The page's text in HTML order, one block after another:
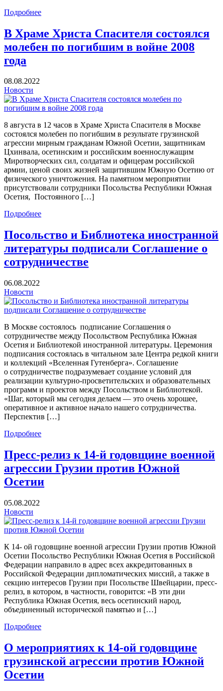
Подробнее
В Храме Христа Спасителя состоялся
молебен по погибшим в войне 2008
года
08.08.2022
Новости
8 августа в 12 часов в Храме Христа Спасителя в Москве
состоялся молебен по погибшим в результате грузинской
агрессии мирным гражданам Южной Осетии, защитникам
Цхинвала, осетинским и российским военнослужащим
Миротворческих сил, солдатам и офицерам российской
армии, ценой своих жизней защитившим Южную Осетию от
физического уничтожения. На памятном мероприятии
присутствовали сотрудники Посольства Республики Южная
Осетия, Постоянного […]
Подробнее
Посольство и Библиотека иностранной
литературы подписали Соглашение о
сотрудничестве
06.08.2022
Новости
В Москве состоялось подписание Соглашения о
сотрудничестве между Посольством Республика Южная
Осетия и Библиотекой иностранной литературы. Церемония
подписания состоялась в читальном зале Центра редкой книги
и коллекций «Вселенная Гутенберга». Соглашение
о сотрудничестве подразумевает создание условий для
реализации культурно-просветительских и образовательных
программ и проектов между Посольством и Библиотекой.
«Шаг, который мы сегодня делаем — это очень хорошее,
оперативное и активное начало нашего сотрудничества.
Перспектив […]
Подробнее
Пресс-релиз к 14-й годовщине военной
агрессии Грузии против Южной
Осетии
05.08.2022
Новости
К 14- ой годовщине военной агрессии Грузии против Южной
Осетии Посольство Республики Южная Осетия в Российской
Федерации направило в адрес всех аккредитованных в
Российской Федерации дипломатических миссий, а также в
секцию интересов Грузии при Посольстве Швейцарии, пресс-
релиз, в котором, в частности, говорится: «В эти дни
Республика Южная Осетия, весь осетинский народ,
объединенный исторической памятью и […]
Подробнее
О мероприятиях к 14-ой годовщине
грузинской агрессии против Южной
Осетии